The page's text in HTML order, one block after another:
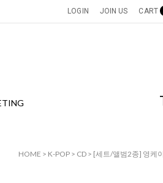
LOGIN JOIN US CART
HOME > K-POP > CD > [세트/앨범2종] 영케